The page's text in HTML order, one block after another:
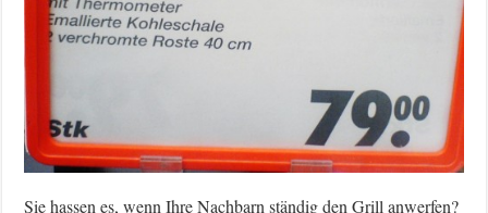
Sie hassen es, wenn Ihre Nachbarn ständig den Grill anwerfen?